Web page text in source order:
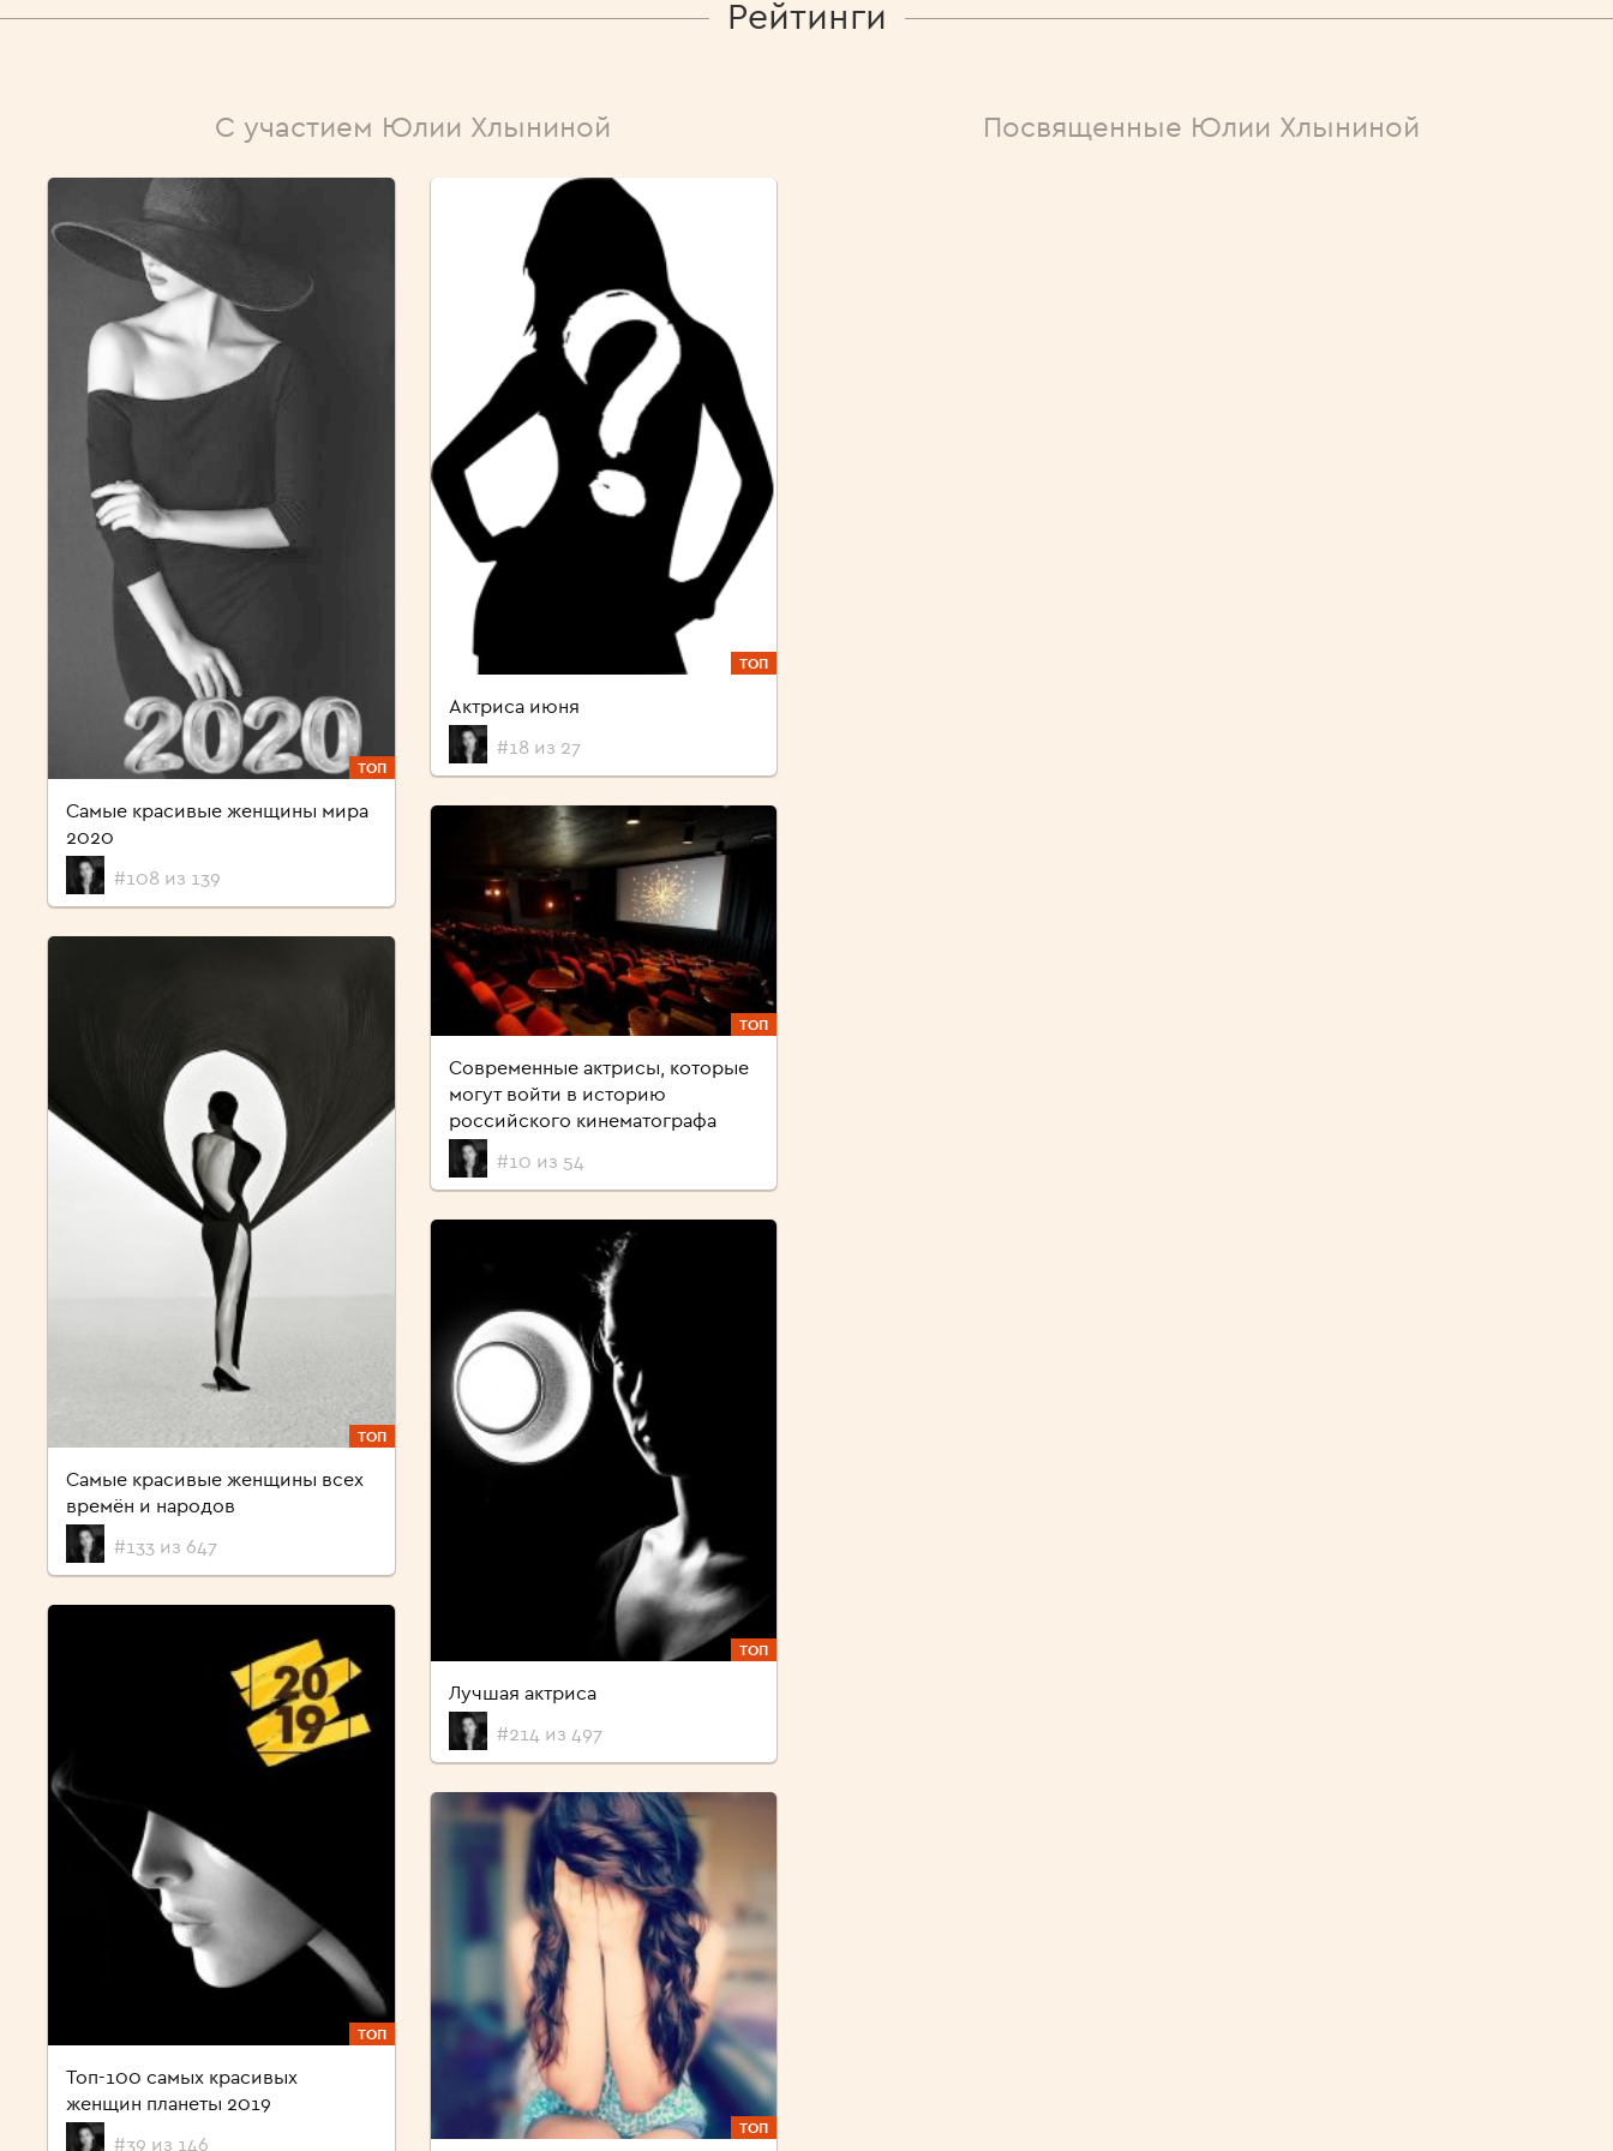
Рейтинги
С участием Юлии Хлыниной
ТОП
Самые красивые женщины мира
2020
#108 из 139
ТОП
Самые красивые женщины всех
времён и народов
#133 из 647
ТОП
Топ-100 самых красивых
женщин планеты 2019
#39 из 146
ТОП
Актриса июня
#18 из 27
ТОП
Современные актрисы, которые
могут войти в историю
российского кинематографа
#10 из 54
ТОП
Лучшая актриса
#214 из 497
ТОП
Посвященные Юлии Хлыниной